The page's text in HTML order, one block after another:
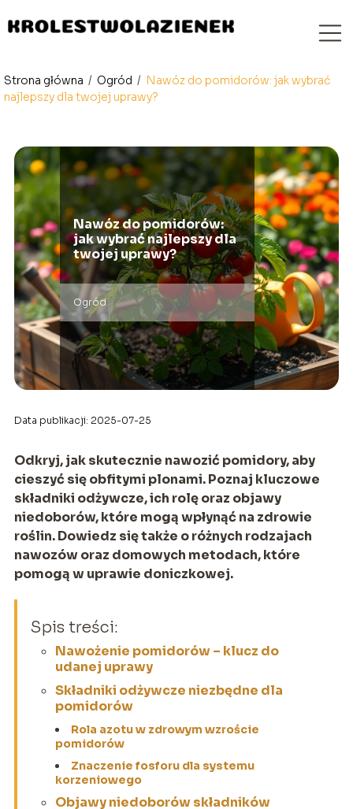
Strona główna / Ogród / Nawóz do pomidorów: jak wybrać
najlepszy dla twojej uprawy?
Nawóz do pomidorów:
jak wybrać najlepszy dla
twojej uprawy?
Ogród
Data publikacji: 2025-07-25
Odkryj, jak skutecznie nawozić pomidory, aby
cieszyć się obfitymi plonami. Poznaj kluczowe
składniki odżywcze, ich rolę oraz objawy
niedoborów, które mogą wpłynąć na zdrowie
roślin. Dowiedz się także o różnych rodzajach
nawozów oraz domowych metodach, które
pomogą w uprawie doniczkowej.
Spis treści:
Nawożenie pomidorów – klucz do
udanej uprawy
Składniki odżywcze niezbędne dla
pomidorów
Rola azotu w zdrowym wzroście
pomidorów
Znaczenie fosforu dla systemu
korzeniowego
Objawy niedoborów składników